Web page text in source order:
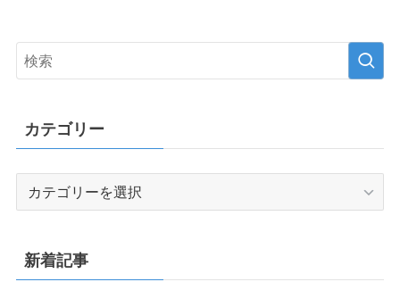
カテゴリー
リ
ー
新着記事